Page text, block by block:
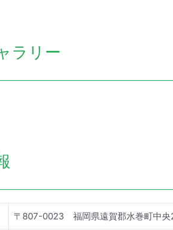
ラリー
〒807-0023 福岡県遠賀郡水巻町中央